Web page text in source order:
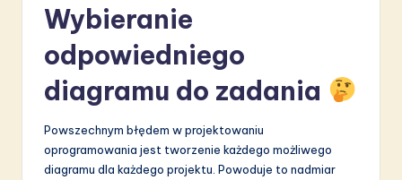
Wybieranie
odpowiedniego
diagramu do zadania
Powszechnym błędem w projektowaniu
oprogramowania jest tworzenie każdego możliwego
diagramu dla każdego projektu. Powoduje to nadmiar